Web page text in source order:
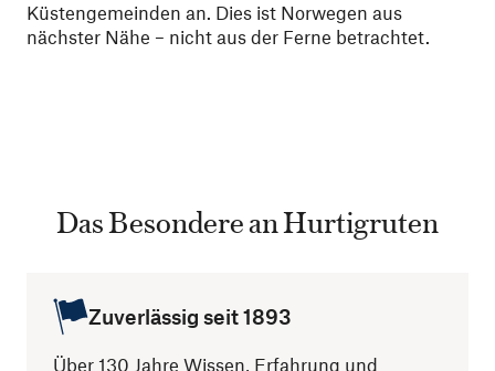
Küstengemeinden an. Dies ist Norwegen aus
nächster Nähe – nicht aus der Ferne betrachtet.
Das Besondere an Hurtigruten
Zuverlässig seit 1893
Über 130 Jahre Wissen, Erfahrung und